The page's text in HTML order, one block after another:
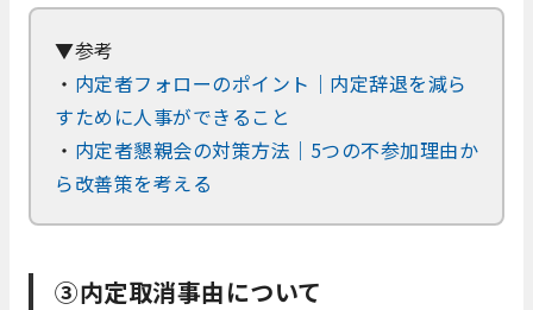
▼参考
・ 内定者フォローのポイント｜内定辞退を減ら
すために人事ができること
・ 内定者懇親会の対策方法｜5つの不参加理由か
ら改善策を考える
③内定取消事由について